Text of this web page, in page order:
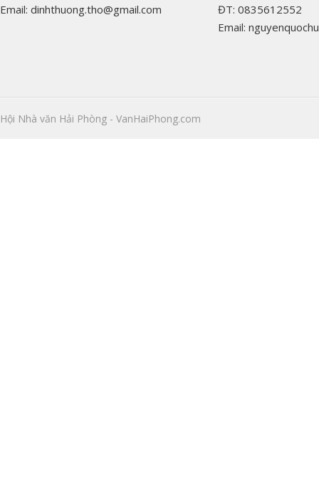
Email: dinhthuong.tho@gmail.com
ĐT: 0835612552
Email:
Hội Nhà văn Hải Phòng - VanHaiPhong.com